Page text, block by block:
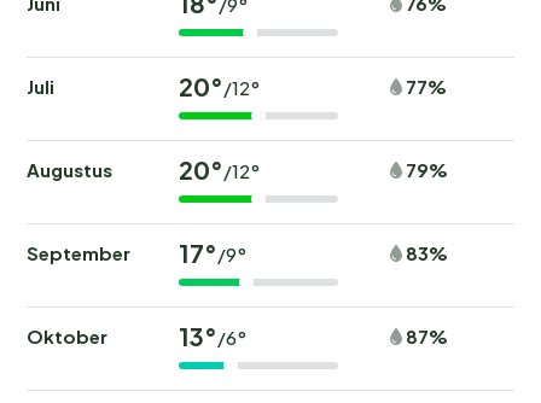
Juli 20°/12° 77%
Augustus 20°/12° 79%
September 17°/9° 83%
Oktober 13°/6° 87%